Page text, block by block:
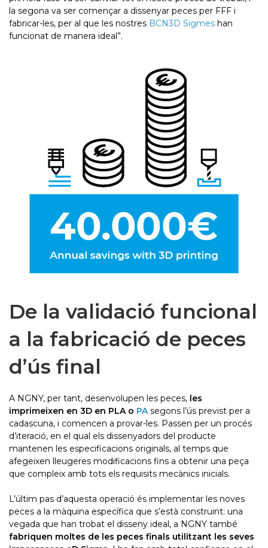
la segona va ser començar a dissenyar peces per FFF i
fabricar-les, per al que les nostres BCN3D Sigmes han
funcionat de manera ideal”.
De la validació funcional
a la fabricació de peces
d’ús final
A NGNY, per tant, desenvolupen les peces, les
imprimeixen en 3D en PLA o PA segons l’ús previst per a
cadascuna, i comencen a provar-les. Passen per un procés
d’iteració, en el qual els dissenyadors del producte
mantenen les especificacions originals, al temps que
afegeixen lleugeres modificacions fins a obtenir una peça
que compleix amb tots els requisits mecànics inicials.
L’últim pas d’aquesta operació és implementar les noves
peces a la màquina específica que s’està construint: una
vegada que han trobat el disseny ideal, a NGNY també
fabriquen moltes de les peces finals utilitzant les seves